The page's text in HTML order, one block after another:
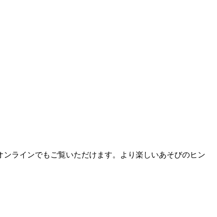
ラインでもご覧いただけます。より楽しいあそびのヒン